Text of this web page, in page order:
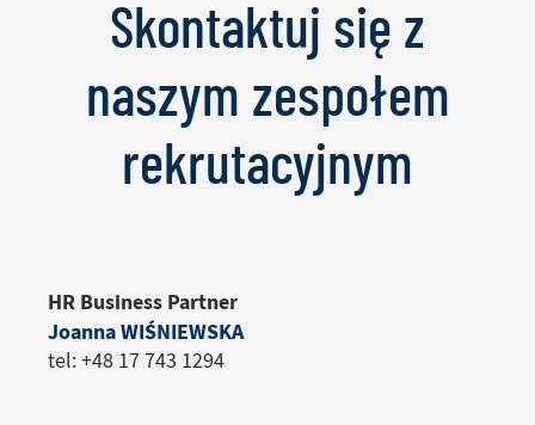
Skontaktuj się z
naszym zespołem
rekrutacyjnym
HR Business Partner
Joanna WIŚNIEWSKA
tel: +48 17 743 1294